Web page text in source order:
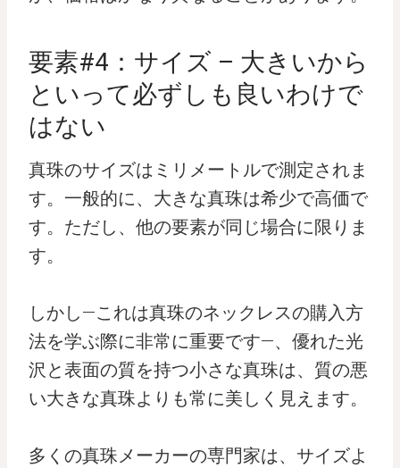
要素#4：サイズ – 大きいから
といって必ずしも良いわけで
はない
真珠のサイズはミリメートルで測定されま
す。一般的に、大きな真珠は希少で高価で
す。ただし、他の要素が同じ場合に限りま
す。
しかし—これは真珠のネックレスの購入方
法を学ぶ際に非常に重要です—、優れた光
沢と表面の質を持つ小さな真珠は、質の悪
い大きな真珠よりも常に美しく見えます。
多くの真珠メーカーの専門家は、サイズよ